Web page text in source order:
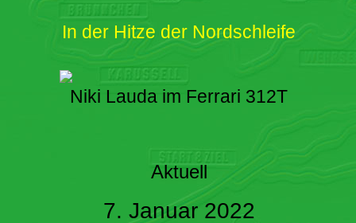
In der Hitze der Nordschleife
Niki Lauda im Ferrari 312T
Aktuell
7. Januar 2022